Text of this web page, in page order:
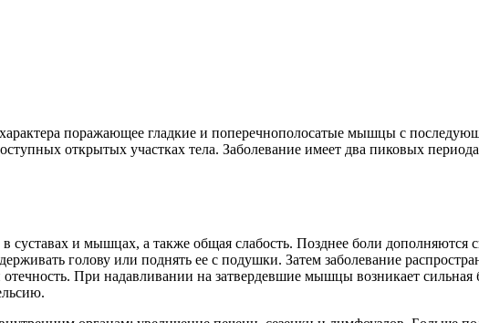
характера поражающее гладкие и поперечнополосатые мышцы с
открытых участках тела. Заболевание имеет два пиковых
суставах и мышцах, а также общая слабость. Позднее боли
голову или поднять ее с подушки. Затем заболевание
При надавливании на затвердевшие мышцы возникает